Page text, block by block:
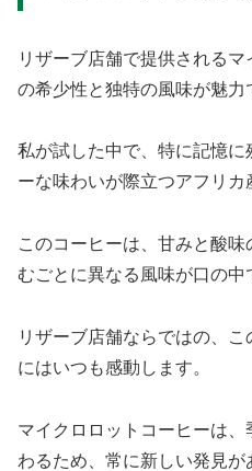
リザーブ店舗で提供される
の希少性と独特の風味が魅力
私が試した中で、特に記憶
ーな味わいが際立つアフリカ
このコーヒーは、甘みと酸
むごとに異なる風味が口の中
リザーブ店舗ならではの、
にはいつも感動します。
マイクロロットコーヒーは
わるため、常に新しい発見が